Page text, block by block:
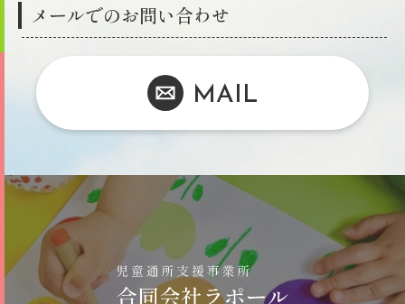
メールでのお問い合わせ
MAIL